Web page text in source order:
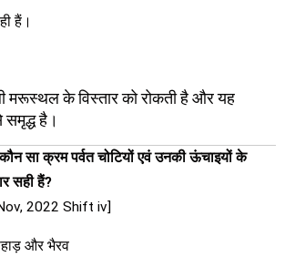
हैं।
मरूस्थल के विस्तार को रोकती है और यह
समृद्ध है।
सा क्रम पर्वत चोटियों एवं उनकी ऊंचाइयों के
सही हैं?
2022 Shift iv]
और भैरव